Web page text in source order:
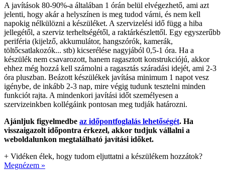
A javítások 80-90%-a általában 1 órán belül elvégezhető, ami azt
jelenti, hogy akár a helyszínen is meg tudod várni, és nem kell
napokig nélkülözni a készüléket. A szervizelési idő függ a hiba
jellegétől, a szerviz terheltségétől, a raktárkészlettől. Egy egyszerűbb
periféria (kijelző, akkumulátor, hangszórók, kamerák,
töltőcsatlakozók... stb) kicserélése nagyjából 0,5-1 óra. Ha a
készülék nem csavarozott, hanem ragasztott konstrukciójú, akkor
ehhez még hozzá kell számolni a ragasztás száradási idejét, ami 2-3
óra pluszban. Beázott készülékek javítása minimum 1 napot vesz
igénybe, de inkább 2-3 nap, mire végig tudunk tesztelni minden
funkciót rajta. A mindenkori javítási időt személyesen a
szervizeinkben kollégáink pontosan meg tudják határozni.
Ajánljuk figyelmedbe az időpontfoglalás lehetőségét. Ha
visszaigazolt időpontra érkezel, akkor tudjuk vállalni a
weboldalunkon megtalálható javítási időket.
+ Vidéken élek, hogy tudom eljuttatni a készülékem hozzátok?
Megnézem »